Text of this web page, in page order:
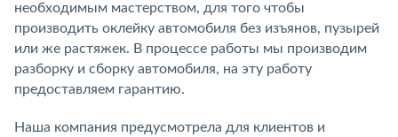
необходимым мастерством, для того чтобы
производить оклейку автомобиля без изъянов, пузырей
или же растяжек. В процессе работы мы производим
разборку и сборку автомобиля, на эту работу
предоставляем гарантию.
Наша компания предусмотрела для клиентов и